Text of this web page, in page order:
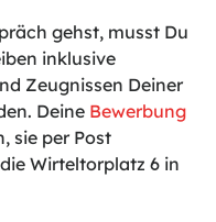
gehst, musst Du
inklusive
Zeugnissen Deiner
Deine Bewerbung
sie per Post
Wirteltorplatz 6 in